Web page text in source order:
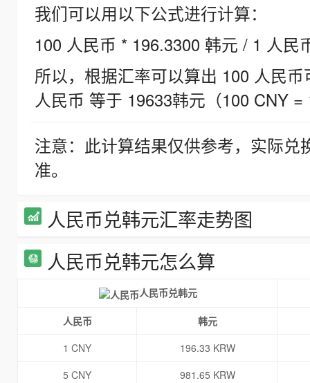
我们可以用以下公式进行计算：
100 人民币 * 196.3300 韩元 / 1 人民
所以，根据汇率可以算出 100 人民
人民币 等于 19633韩元（100 CNY =
注意：此计算结果仅供参考，实际
准。
人民币兑韩元汇率走势图
人民币兑韩元怎么算
人民币兑韩元
人民币
韩元
1 CNY
196.33 KRW
5 CNY
981.65 KRW